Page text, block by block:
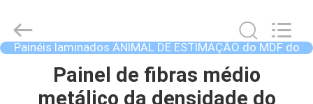
Setting
Decorating
material
Co,.Ltd.
Painéis laminados ANIMAL DE ESTIMAÇÃO do MDF do
resíduo metálico
Painel de fibras médio
metálico da densidade do